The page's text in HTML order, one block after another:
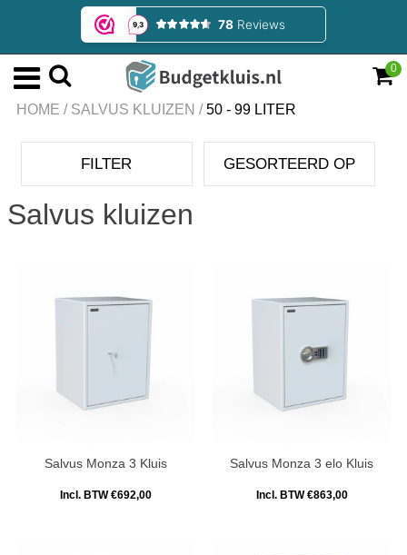
0
HOME / SALVUS KLUIZEN / 50 - 99 LITER
FILTER GESORTEERD OP
Salvus kluizen
Salvus Monza 3 Kluis
Incl. BTW €692,00
Salvus Monza 3 elo Kluis
Incl. BTW €863,00